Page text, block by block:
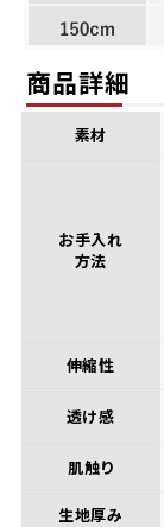
商品詳細
素材
お手入れ
方法
伸縮性
透け感
肌触り
生地厚み